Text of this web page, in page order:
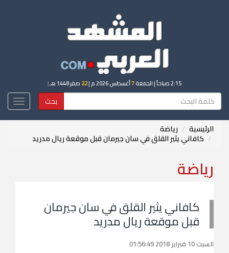
2:15 صباحاً | الجمعة7أغسطس 2026 م | 22 صفر 1448 هـ |
بحث
الرئيسية رياضة
كافاني يثير القلق في سان جيرمان قبل موقعة ريال مدريد
رياضة
كافاني يثير القلق في سان جيرمان
قبل موقعة ريال مدريد
السبت 10 فبراير 2018 01:56:49